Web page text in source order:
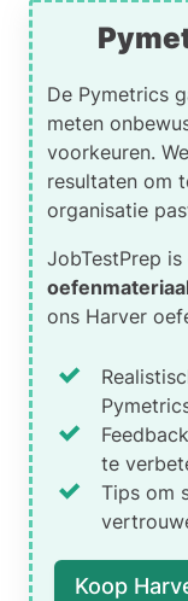
De Pymetrics
meten
voorkeuren.
resultaten om
organisatie
JobTestPrep is
ons Harver
te
Tips om
Koop